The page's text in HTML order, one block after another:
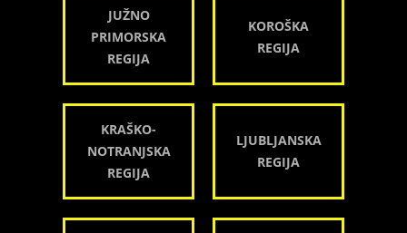
JUŽNO
PRIMORSKA
REGIJA
KOROŠKA
REGIJA
KRAŠKO-
NOTRANJSKA
REGIJA
LJUBLJANSKA
REGIJA